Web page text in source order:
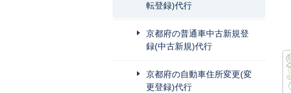
転登録)代行
京都府の普通車中古新規登
録(中古新規)代行
京都府の自動車住所変更(変
更登録)代行